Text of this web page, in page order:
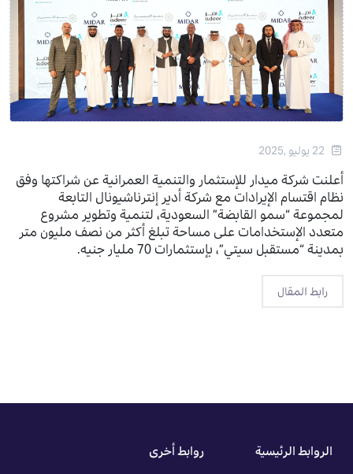
أعلنت شركة ميدار للإستثمار والتنمية العمرانية عن شراكتها وفق
نظام اقتسام الإيرادات مع شركة أدير إنترناشيونال التابعة
لمجموعة “سمو القابضة” السعودية، لتنمية وتطوير مشروع
متعدد الإستخدامات على مساحة تبلغ أكثر من نصف مليون متر
بمدينة “مستقبل سيتي”، بإستثمارات 70 مليار جنيه.
رابط المقال
الروابط الرئيسية روابط أخرى